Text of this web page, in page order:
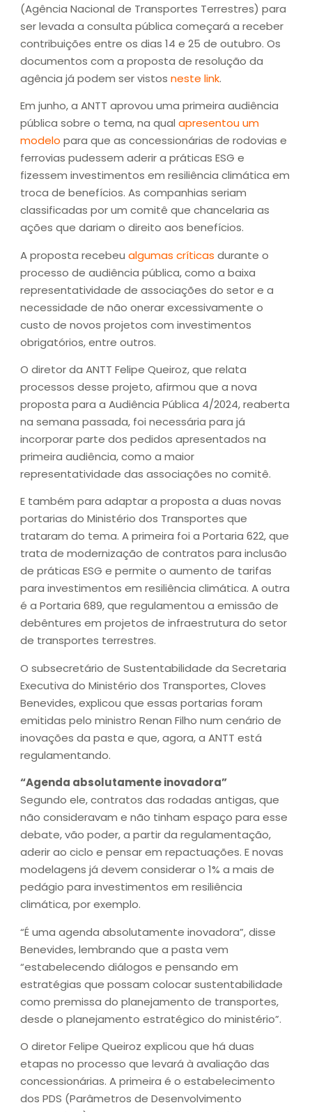
(Agência Nacional de Transportes Terrestres) para
ser levada a consulta pública começará a receber
contribuições entre os dias 14 e 25 de outubro. Os
documentos com a proposta de resolução da
agência já podem ser vistos neste link.
Em junho, a ANTT aprovou uma primeira audiência
pública sobre o tema, na qual apresentou um
modelo para que as concessionárias de rodovias e
ferrovias pudessem aderir a práticas ESG e
fizessem investimentos em resiliência climática em
troca de benefícios. As companhias seriam
classificadas por um comitê que chancelaria as
ações que dariam o direito aos benefícios.
A proposta recebeu algumas críticas durante o
processo de audiência pública, como a baixa
representatividade de associações do setor e a
necessidade de não onerar excessivamente o
custo de novos projetos com investimentos
obrigatórios, entre outros.
O diretor da ANTT Felipe Queiroz, que relata
processos desse projeto, afirmou que a nova
proposta para a Audiência Pública 4/2024, reaberta
na semana passada, foi necessária para já
incorporar parte dos pedidos apresentados na
primeira audiência, como a maior
representatividade das associações no comitê.
E também para adaptar a proposta a duas novas
portarias do Ministério dos Transportes que
trataram do tema. A primeira foi a Portaria 622, que
trata de modernização de contratos para inclusão
de práticas ESG e permite o aumento de tarifas
para investimentos em resiliência climática. A outra
é a Portaria 689, que regulamentou a emissão de
debêntures em projetos de infraestrutura do setor
de transportes terrestres.
O subsecretário de Sustentabilidade da Secretaria
Executiva do Ministério dos Transportes, Cloves
Benevides, explicou que essas portarias foram
emitidas pelo ministro Renan Filho num cenário de
inovações da pasta e que, agora, a ANTT está
regulamentando.
“Agenda absolutamente inovadora”
Segundo ele, contratos das rodadas antigas, que
não consideravam e não tinham espaço para esse
debate, vão poder, a partir da regulamentação,
aderir ao ciclo e pensar em repactuações. E novas
modelagens já devem considerar o 1% a mais de
pedágio para investimentos em resiliência
climática, por exemplo.
“É uma agenda absolutamente inovadora”, disse
Benevides, lembrando que a pasta vem
“estabelecendo diálogos e pensando em
estratégias que possam colocar sustentabilidade
como premissa do planejamento de transportes,
desde o planejamento estratégico do ministério”.
O diretor Felipe Queiroz explicou que há duas
etapas no processo que levará à avaliação das
concessionárias. A primeira é o estabelecimento
dos PDS (Parâmetros de Desenvolvimento